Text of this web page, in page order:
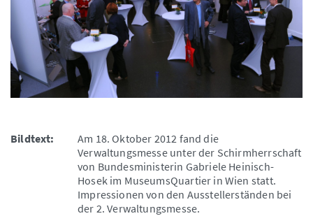
Bildtext:
Am 18. Oktober 2012 fand die
Verwaltungsmesse unter der Schirmherrschaft
von Bundesministerin Gabriele Heinisch-
Hosek im MuseumsQuartier in Wien statt.
Impressionen von den Ausstellerständen bei
der 2. Verwaltungsmesse.